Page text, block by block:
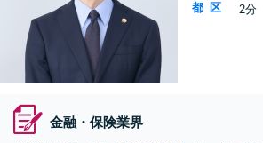
都 区
2分
金融・保険業界